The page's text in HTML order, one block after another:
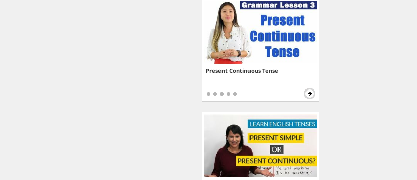
Present Continuous Tense